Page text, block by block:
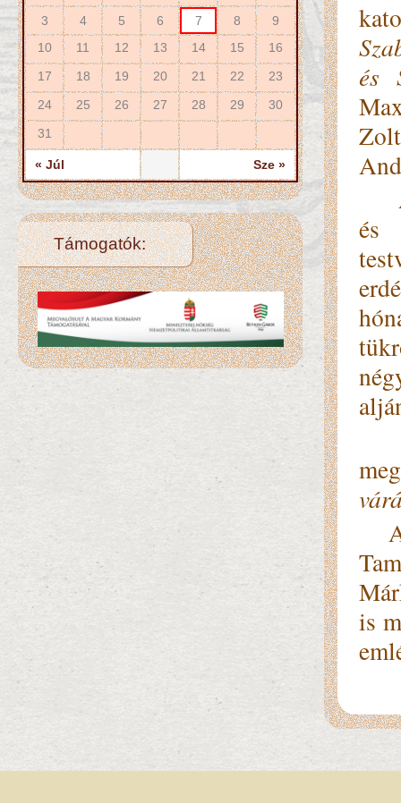
3 4 5 6 7 8
9
10
11 12 13 14 15
16
17
18 19 20 21 22
23
24
25 26 27 28 29
30
31
« Júl Sze »
Támogatók:
és
A
és
A
is